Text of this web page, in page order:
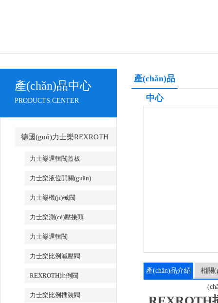
產(chǎn)品中心
PRODUCTS CENTER
德國(guó)力士樂REXROTH
力士樂邏輯閥蓋板
力士樂液位開關(guān)
力士樂機(jī)械閥
力士樂測(cè)壓接頭
力士樂邏輯閥
力士樂比例減壓閥
REXROTH比例閥
力士樂比例插裝閥
產(chǎn)品
中心
產(chǎn)品介紹 相關